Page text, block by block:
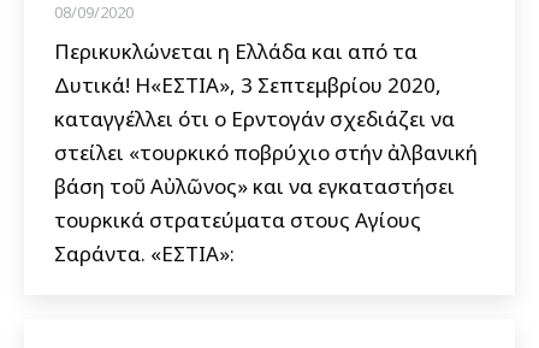
08/09/2020
Περικυκλώνεται η Ελλάδα και από τα
Δυτικά! Η«ΕΣΤΙΑ», 3 Σεπτεμβρίου 2020,
καταγγέλλει ότι ο Ερντογάν σχεδιάζει να
στείλει «τουρκικό ὑποβρύχιο στήν ἀλβανική
βάση τοῦ Αὐλῶνος» και να εγκαταστήσει
τουρκικά στρατεύματα στους Αγίους
Σαράντα. «ΕΣΤΙΑ»: